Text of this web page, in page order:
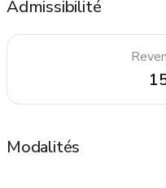
Admissibilité
Modalités